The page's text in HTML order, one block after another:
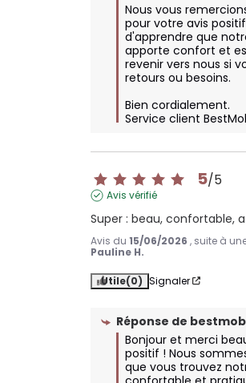
Nous vous
pour votre avis
d'apprendre que
apporte confort et
revenir vers nous si
retours ou besoins.
Bien cordialement.
Service client
5/5
Avis vérifié
Super : beau, confortable,
Avis du15/06/2026 , suite à
Pauline H.
Utile(0) Signaler
Réponse de
Bonjour et merci
positif ! Nous
que vous trouvez